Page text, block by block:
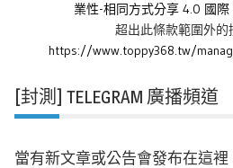
業性-相同方式分享 4.0 國際
超出此條款範圍外的
https://www.toppy368.tw/
[封測] TELEGRAM 廣播頻道
當有新文章或公告會發布在這